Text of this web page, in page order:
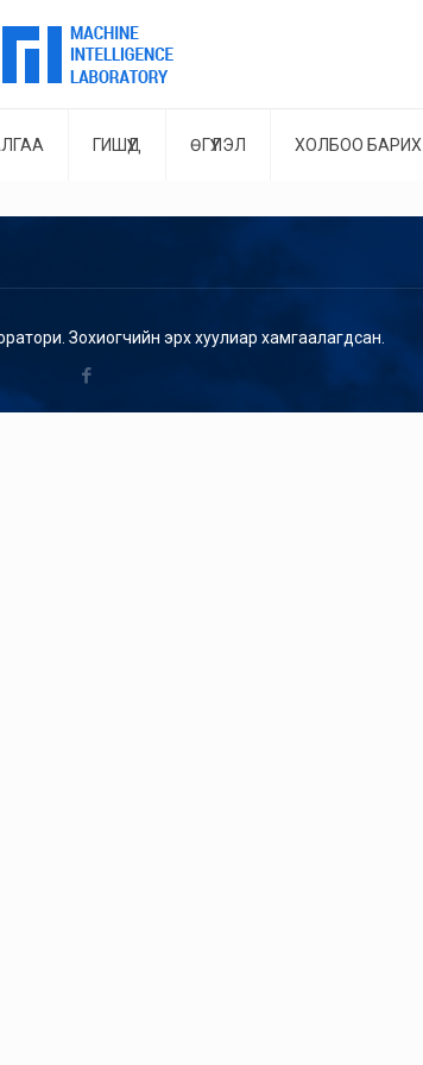
ГИШҮҮД ӨГҮҮЛЭЛ ХОЛБОО БАРИХ
Зохиогчийн эрх хуулиар хамгаалагдсан.